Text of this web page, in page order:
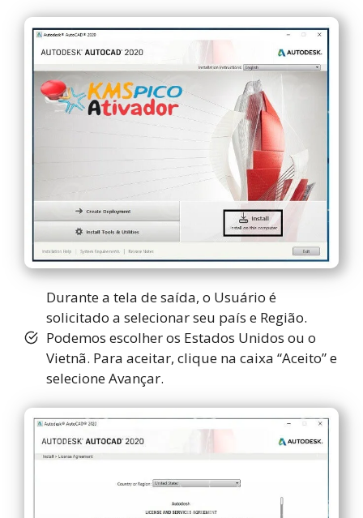
Durante a tela de saída, o Usuário é
solicitado a selecionar seu país e Região.
Podemos escolher os Estados Unidos ou o
Vietnã. Para aceitar, clique na caixa “Aceito” e
selecione Avançar.